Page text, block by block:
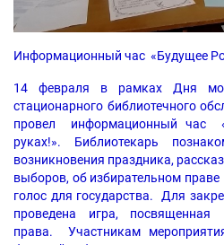
Информационный час «Будущее
14 февраля в рамках Дня
стационарного библиотечного
провел информационный час
руках!». Библиотекарь
возникновения праздника,
выборов, об избирательном
голос для государства. Для
проведена игра, посвященная
права. Участникам